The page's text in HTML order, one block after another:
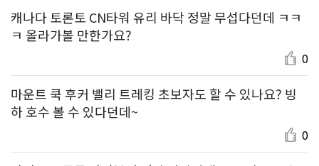
캐나다 토론토 CN타워 유리 바닥 정말 무섭다던데 ㅋㅋ
ㅋ 올라가볼 만한가요?
0
마운트 쿡 후커 밸리 트레킹 초보자도 할 수 있나요? 빙
하 호수 볼 수 있다던데~
0